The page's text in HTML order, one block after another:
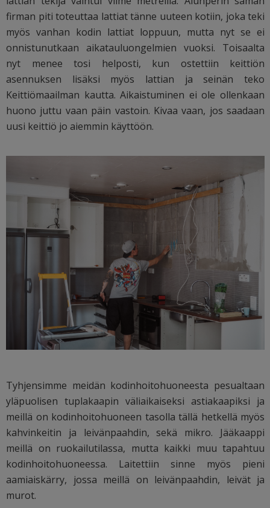
firman piti toteuttaa lattiat tänne uuteen kotiin, joka teki
myös vanhan kodin lattiat loppuun, mutta nyt se ei
onnistunutkaan aikatauluongelmien vuoksi. Toisaalta
nyt menee tosi helposti, kun ostettiin keittiön
asennuksen lisäksi myös lattian ja seinän teko
Keittiömaailman kautta. Aikaistuminen ei ole ollenkaan
huono juttu vaan päin vastoin. Kivaa vaan, jos saadaan
uusi keittiö jo aiemmin käyttöön.
Tyhjensimme meidän kodinhoitohuoneesta pesualtaan
yläpuolisen tuplakaapin väliaikaiseksi astiakaapiksi ja
meillä on kodinhoitohuoneen tasolla tällä hetkellä myös
kahvinkeitin ja leivänpaahdin, sekä mikro. Jääkaappi
meillä on ruokailutilassa, mutta kaikki muu tapahtuu
kodinhoitohuoneessa. Laitettiin sinne myös pieni
aamiaiskärry, jossa meillä on leivänpaahdin, leivät ja
murot.